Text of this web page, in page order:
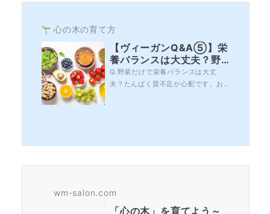
旨味をアップさせる方法など、日常
心の木の育て方
【ヴィーガンQ&A⑤】栄
養バランスは大丈夫？野
菜だけで足りるの？
Q.野菜だけで栄養バランスは大丈
夫？たんぱく質不足が心配です。お
ても重要だと思うのですが、どうや
wm-salon.com
「心の木」を育てよう～